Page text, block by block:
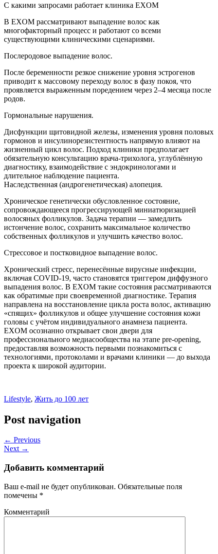
С какими запросами работает клиника EXOM
В EXOM рассматривают выпадение волос как
многофакторный процесс и работают со всеми
существующими клиническими сценариями.
Послеродовое выпадение волос.
После беременности резкое снижение уровня эстрогенов
приводит к массовому переходу волос в фазу покоя, что
проявляется выраженным поредением через 2–4 месяца после
родов.
Гормональные нарушения.
Дисфункции щитовидной железы, изменения уровня половых
гормонов и инсулинорезистентность напрямую влияют на
жизненный цикл волос. Подход клиники предполагает
обязательную консультацию врача-трихолога, углублённую
диагностику, взаимодействие с эндокринологами и
длительное наблюдение пациента.
Наследственная (андрогенетическая) алопеция.
Хроническое генетически обусловленное состояние,
сопровождающееся прогрессирующей миниатюризацией
волосяных фолликулов. Задача терапии — замедлить
истончение волос, сохранить максимальное количество
собственных фолликулов и улучшить качество волос.
Стрессовое и постковидное выпадение волос.
Хронический стресс, перенесённые вирусные инфекции,
включая COVID-19, часто становятся триггером диффузного
выпадения волос. В EXOM такие состояния рассматриваются
как обратимые при своевременной диагностике. Терапия
направлена на восстановление цикла роста волос, активацию
«спящих» фолликулов и общее улучшение состояния кожи
головы с учётом индивидуального анамнеза пациента.
EXOM осознанно открывает свои двери для
профессионального медиасообщества на этапе pre-opening,
предоставляя возможность первыми познакомиться с
технологиями, протоколами и врачами клиники — до выхода
проекта к широкой аудитории.
Lifestyle, Жить до 100 лет
Post navigation
← Previous
Next →
Добавить комментарий
Ваш e-mail не будет опубликован. Обязательные поля
помечены *
Комментарий